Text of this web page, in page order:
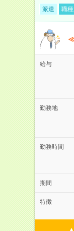
派遣 職
≪
給与
勤務地
勤務時間
期間
特徴